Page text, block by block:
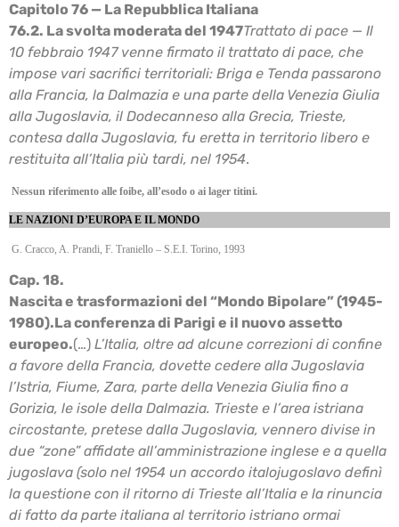
Capitolo 76 — La Repubblica Italiana
76.2. La svolta moderata del 1947Trattato di pace — Il
10 febbraio 1947 venne firmato il trattato di pace, che
impose vari sacrifici territoriali: Briga e Tenda passarono
alla Francia, la Dalmazia e una parte della Venezia Giulia
alla Jugoslavia, il Dodecanneso alla Grecia, Trieste,
contesa dalla Jugoslavia, fu eretta in territorio libero e
restituita all’Italia più tardi, nel 1954.
Nessun riferimento alle foibe, all’esodo o ai lager titini.
LE NAZIONI D’EUROPA E IL MONDO
G. Cracco, A. Prandi, F. Traniello – S.E.I. Torino, 1993
Cap. 18.
Nascita e trasformazioni del “Mondo Bipolare” (1945-
1980).La conferenza di Parigi e il nuovo assetto
europeo.(…) L’Italia, oltre ad alcune correzioni di confine
a favore della Francia, dovette cedere alla Jugoslavia
l’Istria, Fiume, Zara, parte della Venezia Giulia fino a
Gorizia, le isole della Dalmazia. Trieste e l’area istriana
circostante, pretese dalla Jugoslavia, vennero divise in
due “zone” affidate all’amministrazione inglese e a quella
jugoslava (solo nel 1954 un accordo italojugoslavo definì
la questione con il ritorno di Trieste all’Italia e la rinuncia
di fatto da parte italiana al territorio istriano ormai